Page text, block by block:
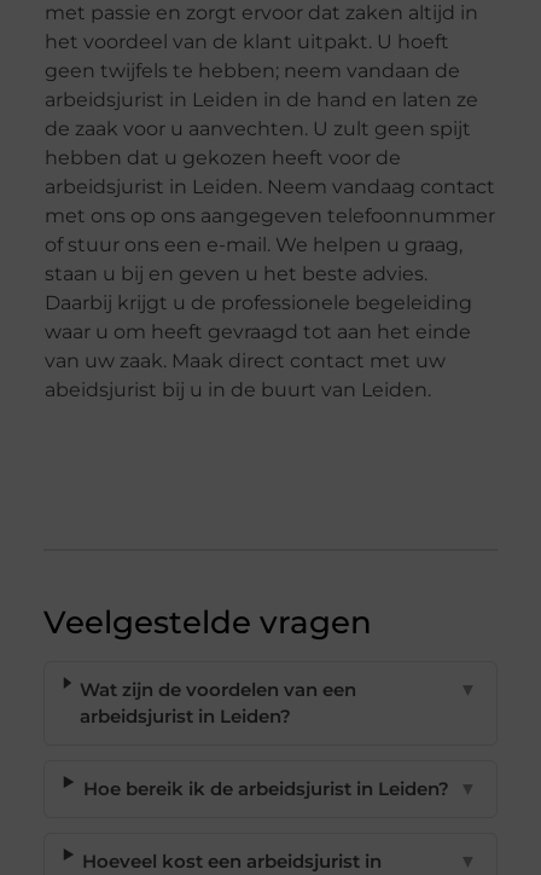
met passie en zorgt ervoor dat zaken altijd in
het voordeel van de klant uitpakt. U hoeft
geen twijfels te hebben; neem vandaan de
arbeidsjurist in Leiden in de hand en laten ze
de zaak voor u aanvechten. U zult geen spijt
hebben dat u gekozen heeft voor de
arbeidsjurist in Leiden. Neem vandaag contact
met ons op ons aangegeven telefoonnummer
of stuur ons een e-mail. We helpen u graag,
staan u bij en geven u het beste advies.
Daarbij krijgt u de professionele begeleiding
waar u om heeft gevraagd tot aan het einde
van uw zaak. Maak direct contact met uw
abeidsjurist bij u in de buurt van Leiden.
Veelgestelde vragen
Wat zijn de voordelen van een
arbeidsjurist in Leiden?
▼
Hoe bereik ik de arbeidsjurist in Leiden? ▼
Hoeveel kost een arbeidsjurist in
▼